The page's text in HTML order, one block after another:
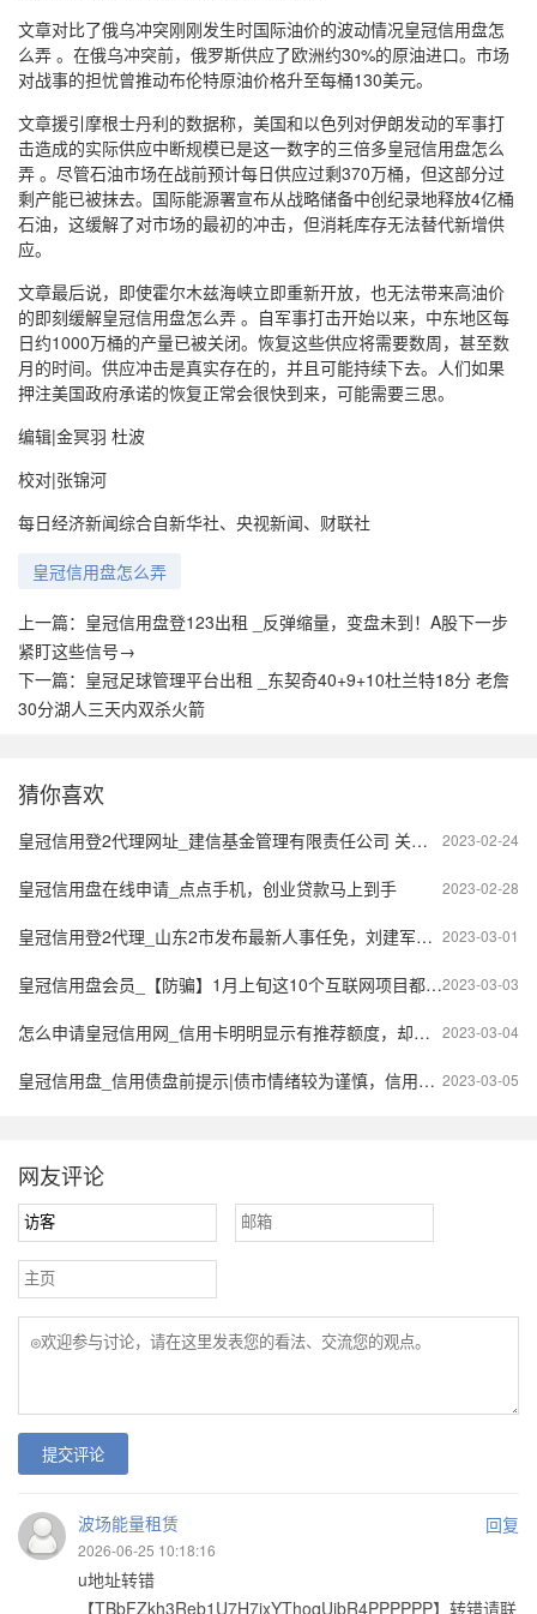
文章对比了俄乌冲突刚刚发生时国际油价的波动情况皇冠信用盘怎
么弄 。在俄乌冲突前，俄罗斯供应了欧洲约30%的原油进口。市场
对战事的担忧曾推动布伦特原油价格升至每桶130美元。
文章援引摩根士丹利的数据称，美国和以色列对伊朗发动的军事打
击造成的实际供应中断规模已是这一数字的三倍多皇冠信用盘怎么
弄 。尽管石油市场在战前预计每日供应过剩370万桶，但这部分过
剩产能已被抹去。国际能源署宣布从战略储备中创纪录地释放4亿桶
石油，这缓解了对市场的最初的冲击，但消耗库存无法替代新增供
应。
文章最后说，即使霍尔木兹海峡立即重新开放，也无法带来高油价
的即刻缓解皇冠信用盘怎么弄 。自军事打击开始以来，中东地区每
日约1000万桶的产量已被关闭。恢复这些供应将需要数周，甚至数
月的时间。供应冲击是真实存在的，并且可能持续下去。人们如果
押注美国政府承诺的恢复正常会很快到来，可能需要三思。
编辑|金冥羽 杜波
校对|张锦河
每日经济新闻综合自新华社、央视新闻、财联社
皇冠信用盘怎么弄
上一篇： 皇冠信用盘登123出租 _反弹缩量，变盘未到！A股下一步
紧盯这些信号→
下一篇： 皇冠足球管理平台出租 _东契奇40+9+10杜兰特18分 老詹
30分湖人三天内双杀火箭
猜你喜欢
2023-02-24
皇冠信用登2代理网址_建信基金管理有限责任公司 关于新增北京银行为公司旗下部分 开放式基金代销机构的公告
2023-02-28
皇冠信用盘在线申请_点点手机，创业贷款马上到手
2023-03-01
皇冠信用登2代理_山东2市发布最新人事任免，刘建军为潍坊市政府代理市长
2023-03-03
皇冠信用盘会员_【防骗】1月上旬这10个互联网项目都是骗局！请别上当！
2023-03-04
怎么申请皇冠信用网_信用卡明明显示有推荐额度，却申请提额失败，是怎么回事？
2023-03-05
皇冠信用盘_信用债盘前提示|债市情绪较为谨慎，信用债曲线收益率小幅波动
网友评论
提交评论
波场能量租赁 回复
2026-06-25 10:18:16
u地址转错
【TBbFZkh3Reb1U7H7ixYThoqUibR4PPPPPP】转错请联